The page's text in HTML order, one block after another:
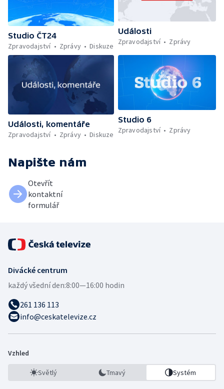
Studio ČT24
Zpravodajství
Zprávy Diskuze
Události
Zpravodajství
Zprávy
Události, komentáře
Zpravodajství
Zprávy Diskuze
Studio 6
Zpravodajství
Zprávy
Napište nám
Otevřít
kontaktní
formulář
Divácké centrum
každý všední den:8:00—16:00 hodin
261 136 113
info@ceskatelevize.cz
Vzhled
Světlý Tmavý Systém